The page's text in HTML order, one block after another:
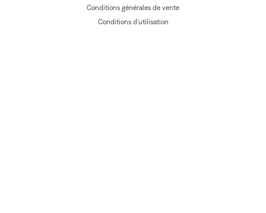
Conditions générales de vente
Conditions d'utilisation